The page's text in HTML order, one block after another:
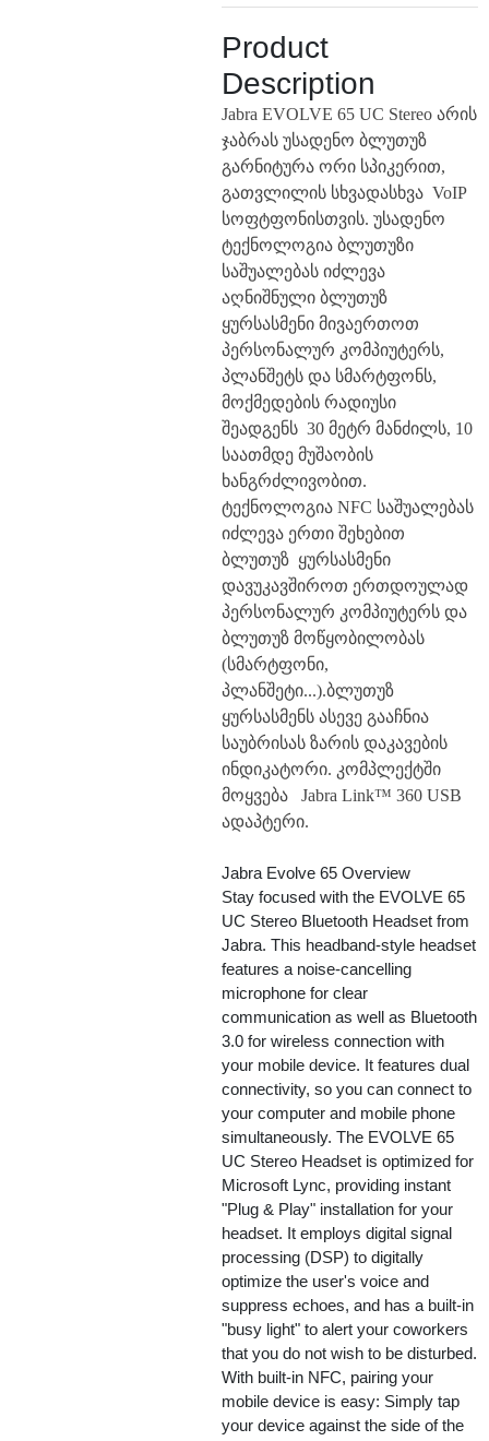
Product
Description
Jabra EVOLVE 65 UC Stereo არის
ჯაბრას უსადენო ბლუთუზ
გარნიტურა ორი სპიკერით,
გათვლილის სხვადასხვა VoIP
სოფტფონისთვის. უსადენო
ტექნოლოგია ბლუთუზი
საშუალებას იძლევა
აღნიშნული ბლუთუზ
ყურსასმენი მივაერთოთ
პერსონალურ კომპიუტერს,
პლანშეტს და სმარტფონს,
მოქმედების რადიუსი
შეადგენს 30 მეტრ მანძილს, 10
საათმდე მუშაობის
ხანგრძლივობით.
ტექნოლოგია NFC საშუალებას
იძლევა ერთი შეხებით
ბლუთუზ ყურსასმენი
დავუკავშიროთ ერთდოულად
პერსონალურ კომპიუტერს და
ბლუთუზ მოწყობილობას
(სმარტფონი,
პლანშეტი...).ბლუთუზ
ყურსასმენს ასევე გააჩნია
საუბრისას ზარის დაკავების
ინდიკატორი. კომპლექტში
მოყვება
Jabra Link™ 360 USB
ადაპტერი.
Jabra Evolve 65 Overview
Stay focused with the EVOLVE 65
UC Stereo Bluetooth Headset from
Jabra. This headband-style headset
features a noise-cancelling
microphone for clear
communication as well as Bluetooth
3.0 for wireless connection with
your mobile device. It features dual
connectivity, so you can connect to
your computer and mobile phone
simultaneously. The EVOLVE 65
UC Stereo Headset is optimized for
Microsoft Lync, providing instant
"Plug & Play" installation for your
headset. It employs digital signal
processing (DSP) to digitally
optimize the user's voice and
suppress echoes, and has a built-in
"busy light" to alert your coworkers
that you do not wish to be disturbed.
With built-in NFC, pairing your
mobile device is easy: Simply tap
your device against the side of the